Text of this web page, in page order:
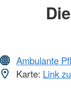
Ambulante
Karte: Link